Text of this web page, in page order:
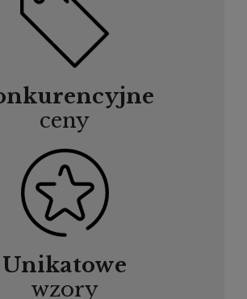
ceny
Unikatowe
wzory